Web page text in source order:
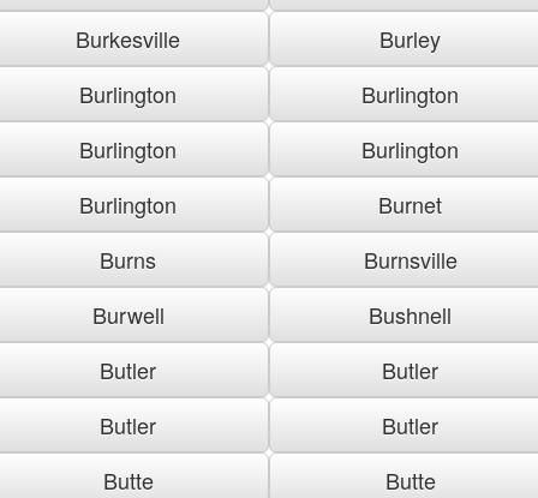
Burkesville
Burley
Burlington
Burlington
Burlington
Burlington
Burlington
Burnet
Burns
Burnsville
Burwell
Bushnell
Butler
Butler
Butler
Butler
Butte
Butte